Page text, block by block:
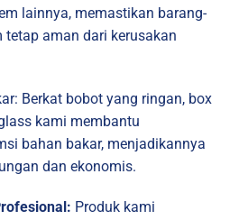
lainnya, memastikan barang-
tetap aman dari kerusakan
Berkat bobot yang ringan, box
kami membantu
bahan bakar, menjadikannya
dan ekonomis.
Produk kami